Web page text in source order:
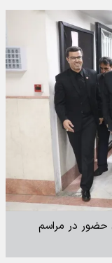
حضور در مراسم